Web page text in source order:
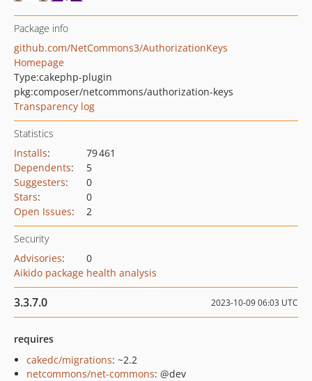
Package info
github.com/NetCommons3/AuthorizationKeys
Homepage
Type:cakephp-plugin
pkg:composer/netcommons/authorization-keys
Transparency log
Statistics
Installs:
79 461
Dependents:
5
Suggesters:
0
Stars:
0
Open Issues: 2
Security
Advisories:
0
Aikido package health analysis
3.3.7.0 2023-10-09 06:03 UTC
requires
cakedc/migrations: ~2.2
netcommons/net-commons: @dev